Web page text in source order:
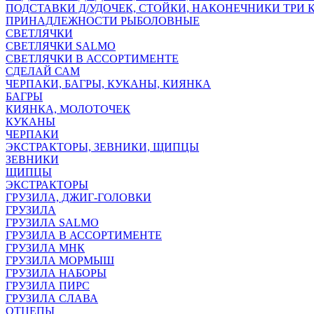
ПОДСТАВКИ Д/УДОЧЕК, СТОЙКИ, НАКОНЕЧНИКИ ТРИ
ПРИНАДЛЕЖНОСТИ РЫБОЛОВНЫЕ
СВЕТЛЯЧКИ
СВЕТЛЯЧКИ SALMO
СВЕТЛЯЧКИ В АССОРТИМЕНТЕ
СДЕЛАЙ САМ
ЧЕРПАКИ, БАГРЫ, КУКАНЫ, КИЯНКА
БАГРЫ
КИЯНКА, МОЛОТОЧЕК
КУКАНЫ
ЧЕРПАКИ
ЭКСТРАКТОРЫ, ЗЕВНИКИ, ЩИПЦЫ
ЗЕВНИКИ
ЩИПЦЫ
ЭКСТРАКТОРЫ
ГРУЗИЛА, ДЖИГ-ГОЛОВКИ
ГРУЗИЛА
ГРУЗИЛА SALMO
ГРУЗИЛА В АССОРТИМЕНТЕ
ГРУЗИЛА МНК
ГРУЗИЛА МОРМЫШ
ГРУЗИЛА НАБОРЫ
ГРУЗИЛА ПИРС
ГРУЗИЛА СЛАВА
ОТЦЕПЫ